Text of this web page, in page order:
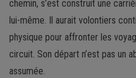
chemin, s’est construit une
lui-même. Il aurait volontiers
physique pour affronter les
circuit. Son départ n’est pas un
assumée.